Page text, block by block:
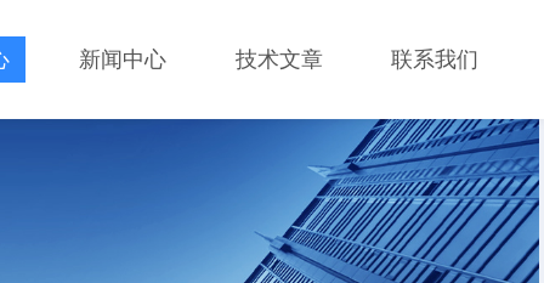
新闻中心 技术文章 联系我们